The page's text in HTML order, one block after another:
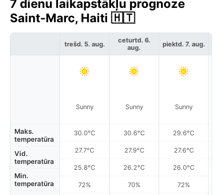
7 dienu laikapstākļu prognoze
Saint-Marc, Haiti 🇭🇹
Maks.
temperatūra
Vid.
temperatūra
Min.
temperatūra
trešd. 5. aug.
Sunny
30.0°C
27.7°C
25.8°C
72%
ceturtd. 6.
aug.
Sunny
30.6°C
27.9°C
26.2°C
70%
piektd. 7. aug.
Sunny
29.6°C
27.6°C
26.0°C
72%